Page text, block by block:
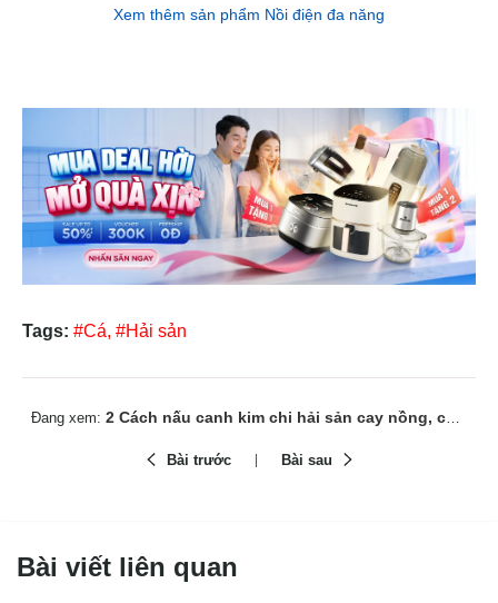
Xem thêm sản phẩm Nồi điện đa năng
Tags: #Cá, #Hải sản
Đang xem: 2 Cách nấu canh kim chi hải sản cay nồng, chuẩn vị
Bài trước Bài sau
Bài viết liên quan